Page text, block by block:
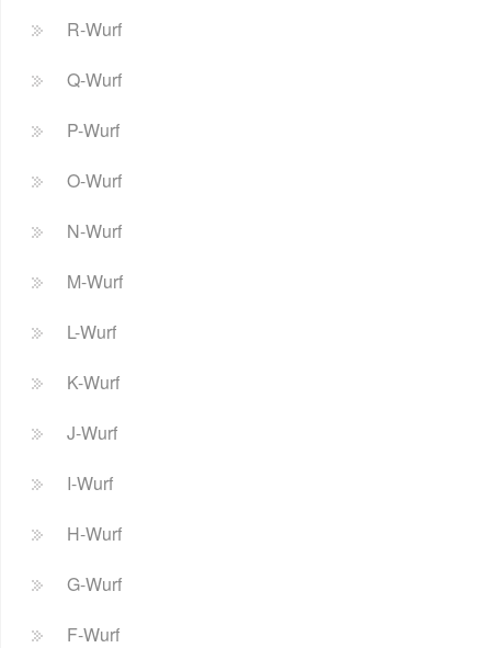
R-Wurf
Q-Wurf
P-Wurf
O-Wurf
N-Wurf
M-Wurf
L-Wurf
K-Wurf
J-Wurf
I-Wurf
H-Wurf
G-Wurf
F-Wurf